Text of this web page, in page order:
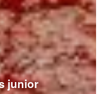
junior